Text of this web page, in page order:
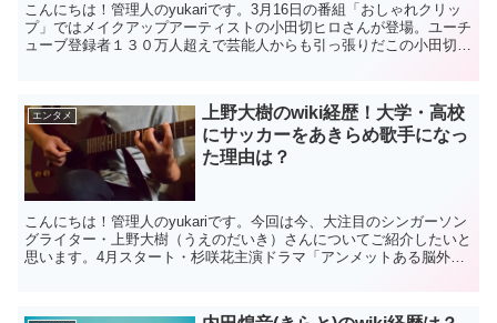
こんにちは！管理人のyukariです。3月16日の番組「おしゃれクリッ
プ」ではメイクアップアーティストの小田切ヒロさんが登場。ユーチ
ューブ登録者１３０万人超えで芸能人からも引っ張りだこの小田切ヒ
エンタメ
上野大樹のwiki経歴！大学・高校
にサッカーをあきらめ歌手になっ
た理由は？
こんにちは！管理人のyukariです。今回は今、大注目のシンガーソン
グライター・上野大樹（うえのだいき）さんについてご紹介したいと
思います。4月スタート・杉咲花主演ドラマ「アンメットある脳外科